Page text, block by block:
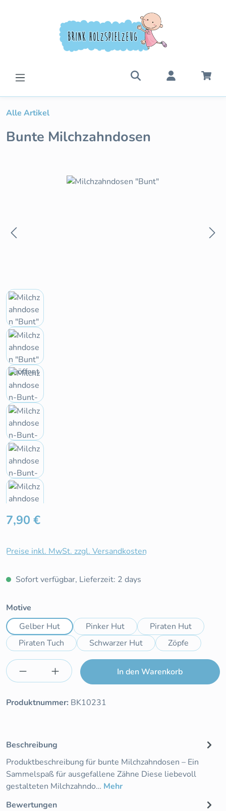
Alle Artikel
Bunte Milchzahndosen
Bildergalerie überspringen
Regulärer Preis:
7,90 €
Preise inkl. MwSt. zzgl. Versandkosten
Sofort verfügbar, Lieferzeit: 2 days
Motive
Gelber Hut
Pinker Hut
Piraten Hut
Piraten Tuch
Schwarzer Hut Zöpfe
Produkt Anzahl: Gib den gewünschten
In den Warenkorb
Produktnummer: BK10231
Beschreibung
Produktbeschreibung für bunte Milchzahndosen – Ein
Sammelspaß für ausgefallene Zähne Diese liebevoll
gestalteten Milchzahndo… Mehr
Bewertungen